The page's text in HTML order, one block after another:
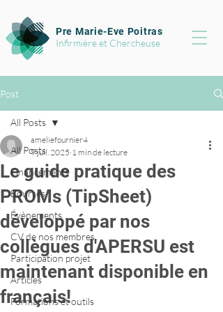
Pre Marie-Eve Poitras
Infirmière et Chercheuse
Post
All Posts
Financements
Bourses
Évènements
CV de nos membres
Participation projet
Articles
Formations et outils
All Posts
Le guide pratique des
PROMs (TipSheet)
développé par nos
collègues d'APERSU est
maintenant disponible en
français!
ameliefournier4
9 juil. 2025 1 min de lecture